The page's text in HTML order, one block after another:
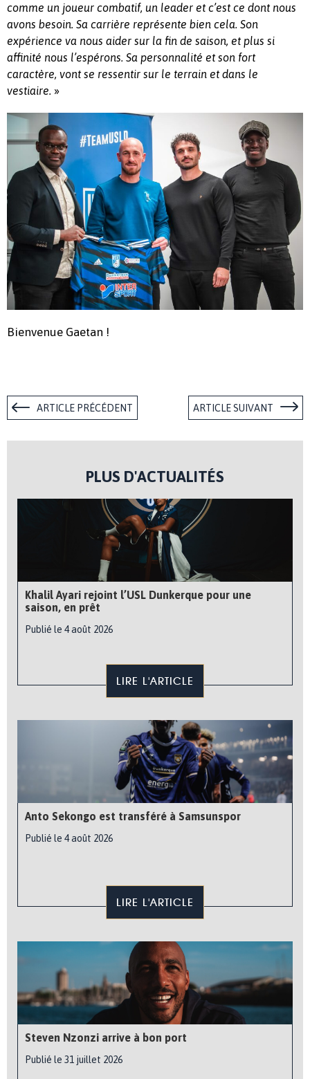
comme un joueur combatif, un leader et c’est ce dont nous
avons besoin. Sa carrière représente bien cela. Son
expérience va nous aider sur la fin de saison, et plus si
affinité nous l’espérons. Sa personnalité et son fort
caractère, vont se ressentir sur le terrain et dans le
vestiaire. »
Bienvenue Gaetan !
ARTICLE PRÉCÉDENT ARTICLE SUIVANT
PLUS D'ACTUALITÉS
Khalil Ayari rejoint l’USL Dunkerque pour une
saison, en prêt
Publié le 4 août 2026
LIRE L'ARTICLE
Anto Sekongo est transféré à Samsunspor
Publié le 4 août 2026
LIRE L'ARTICLE
Steven Nzonzi arrive à bon port
Publié le 31 juillet 2026